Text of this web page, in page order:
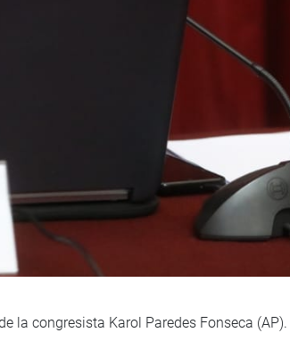
la congresista Karol Paredes Fonseca (AP).